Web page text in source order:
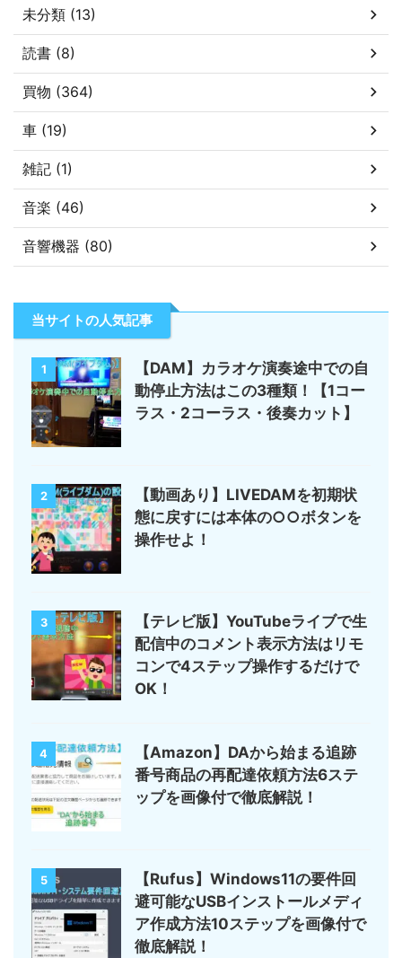
未分類 (13)
読書 (8)
買物 (364)
車 (19)
雑記 (1)
音楽 (46)
音響機器 (80)
当サイトの人気記事
1
【DAM】カラオケ演奏途中での自
動停止方法はこの3種類！【1コー
ラス・2コーラス・後奏カット】
2
【動画あり】LIVEDAMを初期状
態に戻すには本体の○○ボタンを
操作せよ！
3
【テレビ版】YouTubeライブで生
配信中のコメント表示方法はリモ
コンで4ステップ操作するだけで
OK！
4
【Amazon】DAから始まる追跡
番号商品の再配達依頼方法6ステ
ップを画像付で徹底解説！
5
【Rufus】Windows11の要件回
避可能なUSBインストールメディ
ア作成方法10ステップを画像付で
徹底解説！